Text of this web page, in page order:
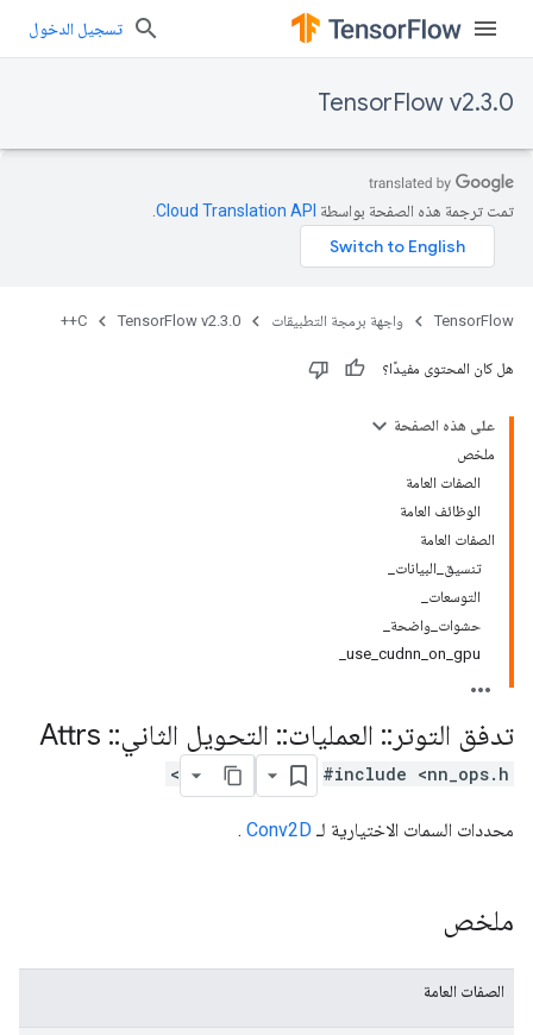
تسجيل الدخول
TensorFlow v2.3.0
تمت ترجمة هذه الصفحة بواسطة Cloud Translation API‏
TensorFlow واجهة برمجة التطبيقات TensorFlow v2.3.0
C++
هل كان المحتوى مفيدًا؟
على هذه الصفحة
ملخص
الصفات العامة
الوظائف العامة
الصفات العامة
تنسيق_البيانات_
التوسعات_
حشوات_واضحة_
use_cudnn_on_gpu_
تدفق التوتر :: العمليات:: التحويل الثاني::
#include <nn_ops.h>
محددات السمات الاختيارية لـ Conv2D
.
ملخص
الصفات العامة